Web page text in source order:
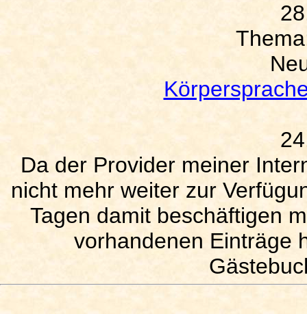
Da der Provider meiner
nicht mehr weiter zur
Tagen damit beschäftigen
vorhandenen Einträge